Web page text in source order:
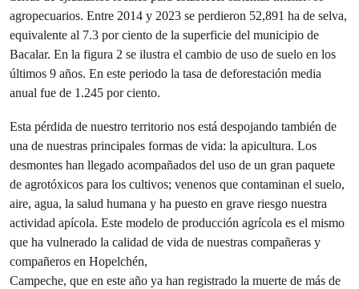
agropecuarios. Entre 2014 y 2023 se perdieron 52,891 ha de selva,
equivalente al 7.3 por ciento de la superficie del municipio de
Bacalar. En la figura 2 se ilustra el cambio de uso de suelo en los
últimos 9 años. En este periodo la tasa de deforestación media
anual fue de 1.245 por ciento.
Esta pérdida de nuestro territorio nos está despojando también de
una de nuestras principales formas de vida: la apicultura. Los
desmontes han llegado acompañados del uso de un gran paquete
de agrotóxicos para los cultivos; venenos que contaminan el suelo,
aire, agua, la salud humana y ha puesto en grave riesgo nuestra
actividad apícola. Este modelo de producción agrícola es el mismo
que ha vulnerado la calidad de vida de nuestras compañeras y
compañeros en Hopelchén,
Campeche, que en este año ya han registrado la muerte de más de